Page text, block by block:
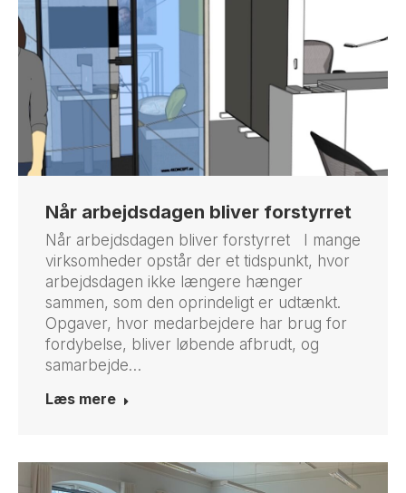
Når arbejdsdagen bliver forstyrret
Når arbejdsdagen bliver forstyrret I mange
virksomheder opstår der et tidspunkt, hvor
arbejdsdagen ikke længere hænger
sammen, som den oprindeligt er udtænkt.
Opgaver, hvor medarbejdere har brug for
fordybelse, bliver løbende afbrudt, og
samarbejde…
Læs mere